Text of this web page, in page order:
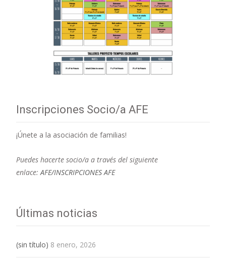
Inscripciones Socio/a AFE
¡Únete a la asociación de familias!
Puedes hacerte socio/a a través del siguiente
enlace:AFE/INSCRIPCIONES AFE
Últimas noticias
(sin título) 8 enero, 2026